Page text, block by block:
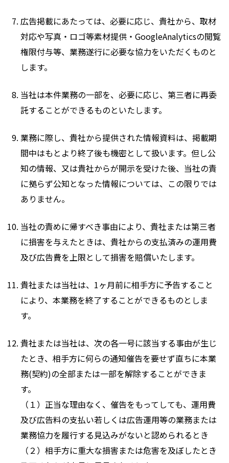
広告掲載にあたっては、必要に応じ、貴社から、取材
対応や写真・ロゴ等素材提供・GoogleAnalyticsの閲覧
権限付与等、業務遂行に必要な協力をいただくものと
します。
当社は本件業務の一部を、必要に応じ、第三者に再委
託することができるものといたします。
業務に際し、貴社から提供された情報資料は、掲載期
間中はもとより終了後も機密として扱います。但し公
知の情報、又は貴社からが開示を受けた後、当社の責
に拠らず公知となった情報については、この限りでは
ありません。
当社の責めに帰すべき事由により、貴社または第三者
に損害を与えたときは、貴社からの支払済みの運用費
及び広告費を上限として損害を賠償いたします。
貴社または当社は、1ヶ月前に相手方に予告すること
により、本業務を終了することができるものとしま
す。
貴社または当社は、次の各一号に該当する事由が生じ
たとき、相手方に何らの通知催告を要せず直ちに本業
務(契約)の全部または一部を解除することができま
す。
（１）正当な理由なく、催告をもってしても、運用費
及び広告料の支払い若しくは広告運用等の業務または
業務協力を履行する見込みがないと認められるとき
（２）相手方に重大な損害または危害を及ぼしたとき